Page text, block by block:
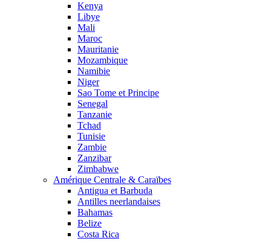
Kenya
Libye
Mali
Maroc
Mauritanie
Mozambique
Namibie
Niger
Sao Tome et Principe
Senegal
Tanzanie
Tchad
Tunisie
Zambie
Zanzibar
Zimbabwe
Amérique Centrale & Caraïbes
Antigua et Barbuda
Antilles neerlandaises
Bahamas
Belize
Costa Rica